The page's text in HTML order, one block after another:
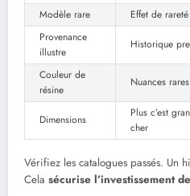
Modèle rare Effet de
Provenance
illustre
Historique
Couleur de
résine
Nuances
Dimensions
Plus c’est
cher
Vérifiez les catalogues passés. Un
Cela sécurise l’investissement